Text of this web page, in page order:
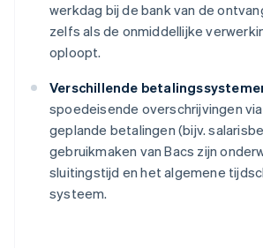
werkdag bij de bank van de
zelfs als de onmiddellijke
oploopt.
Verschillende
spoedeisende overschrijvingen via
geplande betalingen (bijv.
gebruikmaken van Bacs zijn
sluitingstijd en het algemene
systeem.